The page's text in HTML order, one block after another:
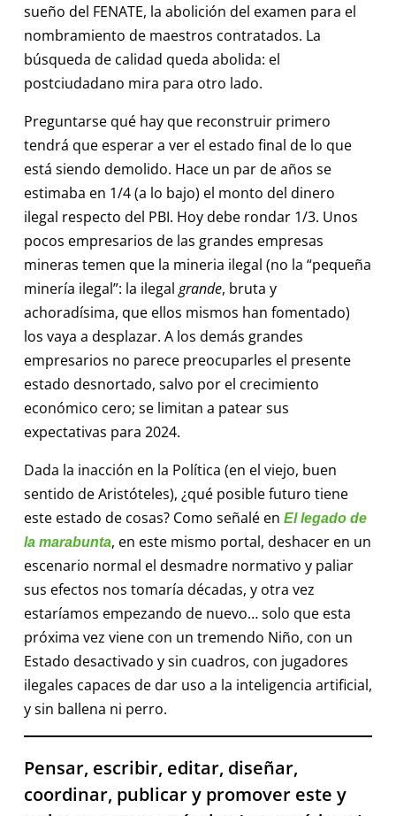
sueño del FENATE, la abolición del examen para el
nombramiento de maestros contratados. La
búsqueda de calidad queda abolida: el
postciudadano mira para otro lado.
Preguntarse qué hay que reconstruir primero
tendrá que esperar a ver el estado final de lo que
está siendo demolido. Hace un par de años se
estimaba en 1/4 (a lo bajo) el monto del dinero
ilegal respecto del PBI. Hoy debe rondar 1/3. Unos
pocos empresarios de las grandes empresas
mineras temen que la mineria ilegal (no la “pequeña
minería ilegal”: la ilegal grande, bruta y
achoradísima, que ellos mismos han fomentado)
los vaya a desplazar. A los demás grandes
empresarios no parece preocuparles el presente
estado desnortado, salvo por el crecimiento
económico cero; se limitan a patear sus
expectativas para 2024.
Dada la inacción en la Política (en el viejo, buen
sentido de Aristóteles), ¿qué posible futuro tiene
este estado de cosas? Como señalé en El legado de
la marabunta, en este mismo portal, deshacer en un
escenario normal el desmadre normativo y paliar
sus efectos nos tomaría décadas, y otra vez
estaríamos empezando de nuevo… solo que esta
próxima vez viene con un tremendo Niño, con un
Estado desactivado y sin cuadros, con jugadores
ilegales capaces de dar uso a la inteligencia artificial,
y sin ballena ni perro.
Pensar, escribir, editar, diseñar,
coordinar, publicar y promover este y